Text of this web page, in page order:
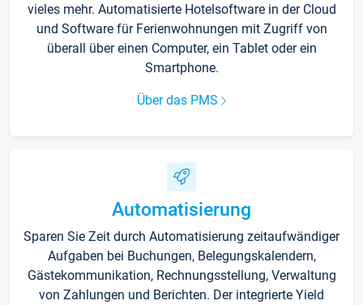
vieles mehr. Automatisierte Hotelsoftware in der Cloud
und Software für Ferienwohnungen mit Zugriff von
überall über einen Computer, ein Tablet oder ein
Smartphone.
Über das PMS
Automatisierung
Sparen Sie Zeit durch Automatisierung zeitaufwändiger
Aufgaben bei Buchungen, Belegungskalendern,
Gästekommunikation, Rechnungsstellung, Verwaltung
von Zahlungen und Berichten. Der integrierte Yield